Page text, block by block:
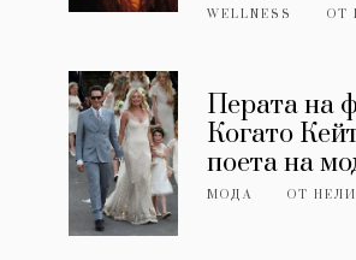
WELLNESS ОТ
Перата на
Когато
поета на
МОДА ОТ